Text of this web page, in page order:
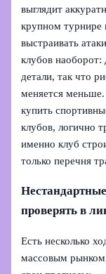
выглядит
крупном
выстраивать
клубов
детали, так что
меняется
купить
клубов, логично
именно клуб
только перечня
проверять в
Есть несколько
массовым рынком,